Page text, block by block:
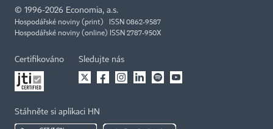
© 1996-2026 Economia, a.s.
Hospodářské noviny (print) ISSN 0862-9587
Hospodářské noviny (online) ISSN 2787-950X
Certifikováno Sledujte nás
Stáhněte si aplikaci HN